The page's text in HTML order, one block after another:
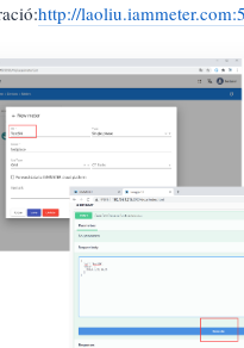
http://